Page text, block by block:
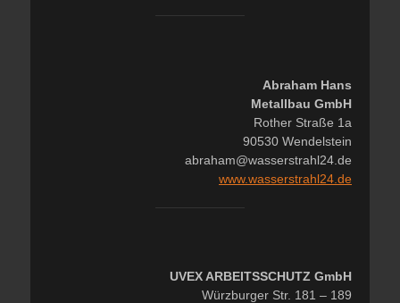
Abraham Hans
Metallbau GmbH
Rother Straße 1a
90530 Wendelstein
abraham@wasserstrahl24.de
www.wasserstrahl24.de
UVEX ARBEITSSCHUTZ GmbH
Würzburger Str. 181 – 189